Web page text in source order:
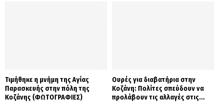
Τιμήθηκε η μνήμη της Αγίας
Παρασκευής στην πόλη της
Κοζάνης (ΦΩΤΟΓΡΑΦΙΕΣ)
Ουρές για διαβατήρια στην
Κοζάνη: Πολίτες σπεύδουν να
προλάβουν τις αλλαγές στις...